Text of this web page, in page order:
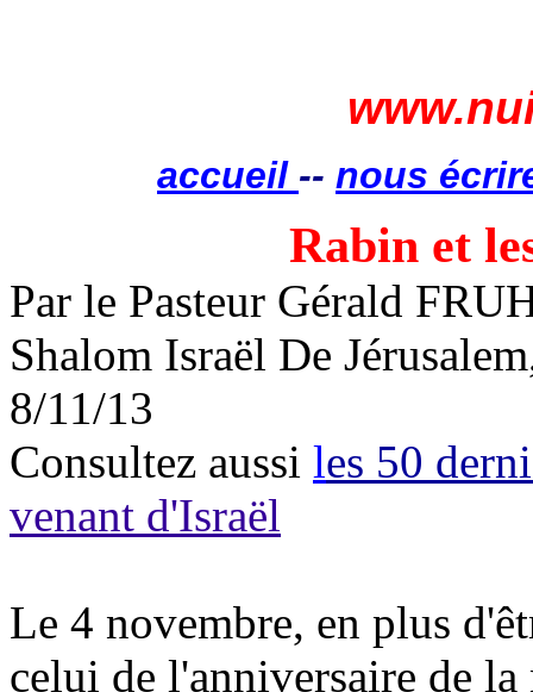
accueil -- nous
Rabin et
Par le Pasteur Gérald
Shalom Israël De Jérusalem
8/11/13
Consultez aussi les 50
venant d'Israël
Le 4 novembre, en plus
celui de l'anniversaire de